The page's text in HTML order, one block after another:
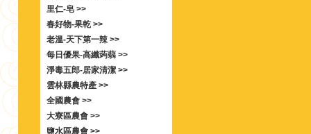
里仁-皂 >>
春好物-果乾 >>
老溫-天下第一辣 >>
每日優果-高纖蒟蒻 >>
淨毒五郎-居家清潔 >>
雲林縣農特產 >>
全國農會 >>
大寮區農會 >>
鹽水區農會 >>